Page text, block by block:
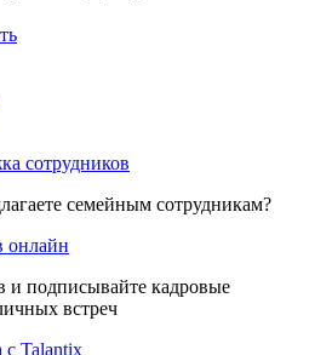
сотрудников
семейным сотрудникам?
онлайн
и подписывайте кадровые
встреч
с Talantix